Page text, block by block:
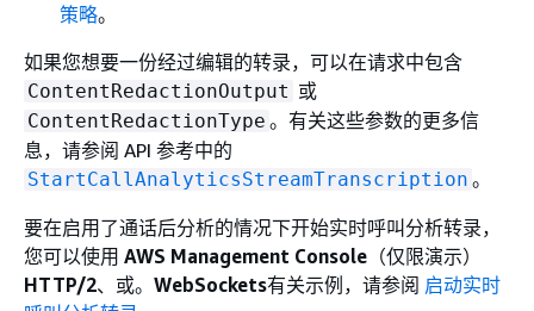
策略。
如果您想要一份经过编辑的转录，可以在请求中包含
ContentRedactionOutput 或
ContentRedactionType 。有关这些参数的更多信
息，请参阅 API 参考中的
StartCallAnalyticsStreamTranscription 。
要在启用了通话后分析的情况下开始实时呼叫分析转录，
您可以使用 AWS Management Console （仅限演示）
HTTP/2、或。 WebSockets有关示例，请参阅 启动实时